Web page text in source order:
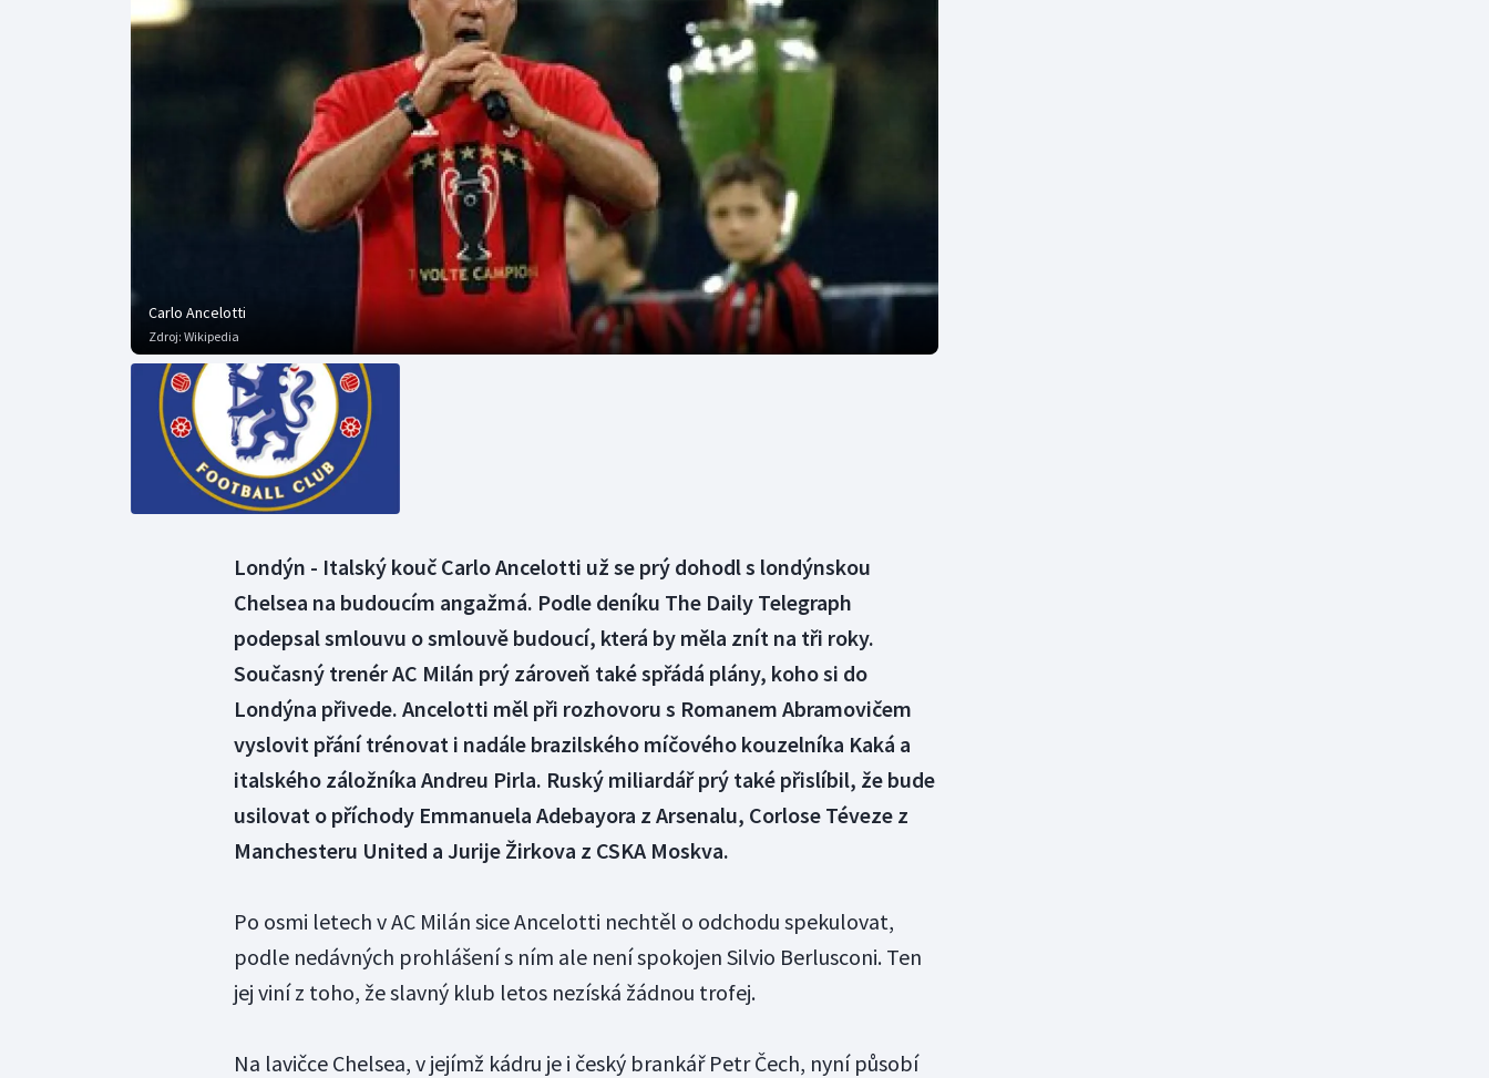
Curling
Dostihy
Florbal
Futsal
Golf
Gymnastika
Motorsport
Olympijské hry
Parasport
Plavání
Plážový volejbal
Veslování
Vodní slalom
Volejbal
Carlo Ancelotti
Zdroj: Wikipedia
Londýn - Italský kouč Carlo Ancelotti už se prý dohodl s londýnskou
Chelsea na budoucím angažmá. Podle deníku The Daily Telegraph
podepsal smlouvu o smlouvě budoucí, která by měla znít na tři roky.
Současný trenér AC Milán prý zároveň také spřádá plány, koho si do
Londýna přivede. Ancelotti měl při rozhovoru s Romanem Abramovičem
vyslovit přání trénovat i nadále brazilského míčového kouzelníka Kaká a
italského záložníka Andreu Pirla. Ruský miliardář prý také přislíbil, že bude
usilovat o příchody Emmanuela Adebayora z Arsenalu, Corlose Téveze z
Manchesteru United a Jurije Žirkova z CSKA Moskva.
Po osmi letech v AC Milán sice Ancelotti nechtěl o odchodu spekulovat,
podle nedávných prohlášení s ním ale není spokojen Silvio Berlusconi. Ten
jej viní z toho, že slavný klub letos nezíská žádnou trofej.
Na lavičce Chelsea, v jejímž kádru je i český brankář Petr Čech, nyní působí